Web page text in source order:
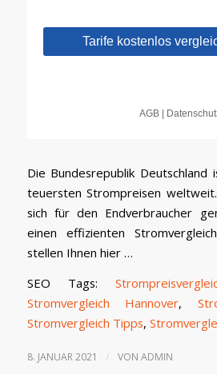
Die Bundesrepublik
teuersten Strompreisen
sich für den Endverbraucher
einen effizienten
stellen Ihnen hier …
SEO Tags:
Stromvergleich Hannover,
Stromvergleich Tipps,
8. JANUAR 2021 / VON ADMIN